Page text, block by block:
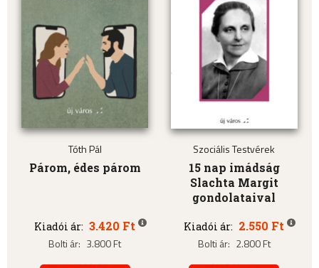
Tóth Pál
Párom, édes párom
Kiadói ár: 3.420 Ft
Bolti ár: 3.800 Ft
Szociális Testvérek
15 nap imádság
Slachta Margit
gondolataival
Kiadói ár: 2.550 Ft
Bolti ár: 2.800 Ft